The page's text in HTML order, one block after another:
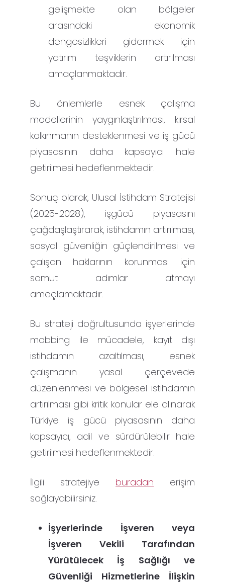
gelişmekte olan bölgeler
arasındaki ekonomik
dengesizlikleri gidermek için
yatırım teşviklerin artırılması
amaçlanmaktadır.
Bu önlemlerle esnek çalışma
modellerinin yaygınlaştırılması, kırsal
kalkınmanın desteklenmesi ve iş gücü
piyasasının daha kapsayıcı hale
getirilmesi hedeflenmektedir.
Sonuç olarak, Ulusal İstihdam Stratejisi
(2025-2028), işgücü piyasasını
çağdaşlaştırarak, istihdamın artırılması,
sosyal güvenliğin güçlendirilmesi ve
çalışan haklarının korunması için
somut adımlar atmayı
amaçlamaktadır.
Bu strateji doğrultusunda işyerlerinde
mobbing ile mücadele, kayıt dışı
istihdamın azaltılması, esnek
çalışmanın yasal çerçevede
düzenlenmesi ve bölgesel istihdamın
artırılması gibi kritik konular ele alınarak
Türkiye iş gücü piyasasının daha
kapsayıcı, adil ve sürdürülebilir hale
getirilmesi hedeflenmektedir.
İlgili stratejiye buradan erişim
sağlayabilirsiniz.
İşyerlerinde İşveren veya
İşveren Vekili Tarafından
Yürütülecek İş Sağlığı ve
Güvenliği Hizmetlerine İlişkin